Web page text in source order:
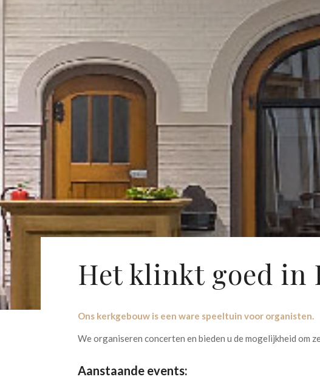
Het klinkt goed in
Ons kerkgebouw is een ware speeltuin voor organisten.
We organiseren concerten en bieden u de mogelijkheid om
Aanstaande events: